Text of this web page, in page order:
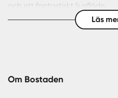
och ett fantastiskt ljusflöde.
Redan i hallen möts du av de
finns även en härlig balkong i
eftermiddagssolen kan
Läs
Om Bostaden